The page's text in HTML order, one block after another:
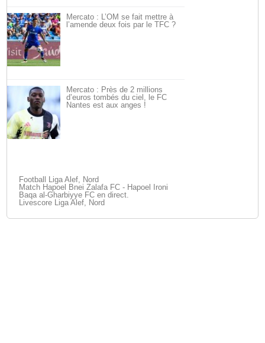
Mercato : L’OM se fait mettre à
l’amende deux fois par le TFC ?
Mercato : Près de 2 millions
d’euros tombés du ciel, le FC
Nantes est aux anges !
Football Liga Alef, Nord
Match Hapoel Bnei Zalafa FC - Hapoel Ironi
Baqa al-Gharbiyye FC en direct.
Livescore Liga Alef, Nord